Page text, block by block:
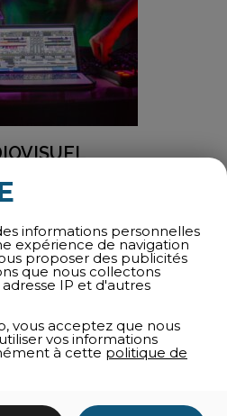
informations personnelles
expérience de navigation
proposer des publicités
que nous collectons
IP et d'autres
vous acceptez que nous
vos informations
à cette politique de